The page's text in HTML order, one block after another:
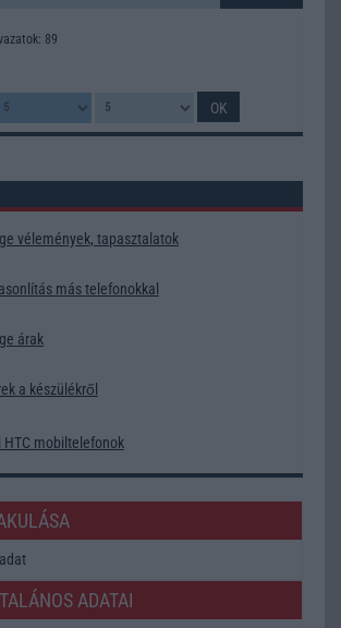
89
vélemények, tapasztalatok
más telefonokkal
árak
a készülékről
HTC mobiltelefonok
ADATAI